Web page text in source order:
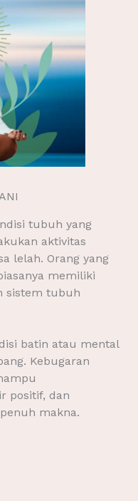
tubuh yang
aktivitas
lelah. Orang yang
memiliki
sistem tubuh
batin atau mental
Kebugaran
positif, dan
makna.